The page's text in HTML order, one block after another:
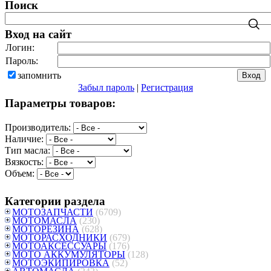
Поиск
Вход на сайт
Логин:
Пароль:
запомнить
Забыл пароль | Регистрация
Параметры товаров:
Производитель:
Наличие:
Тип масла:
Вязкость:
Объем:
Категории раздела
МОТОЗАПЧАСТИ (6709)
МОТОМАСЛА (230)
МОТОРЕЗИНА (628)
МОТОРАСХОДНИКИ (679)
МОТОАКСЕССУАРЫ (176)
МОТО АККУМУЛЯТОРЫ (128)
МОТОЭКИПИРОВКА (52)